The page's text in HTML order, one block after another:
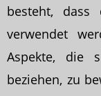
besteht, dass
verwendet
Aspekte, die
beziehen, zu